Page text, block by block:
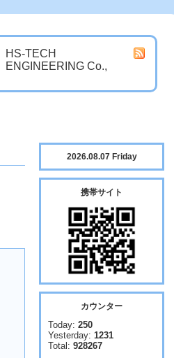
HS-TECH
ENGINEERING Co.,
2026.08.07 Friday
携帯サイト
カウンター
Today: 250
Yesterday: 1231
Total: 928267